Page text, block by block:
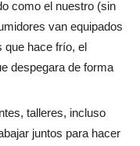
como el nuestro (sin
van equipados
que hace frío, el
despegara de forma
talleres, incluso
juntos para hacer